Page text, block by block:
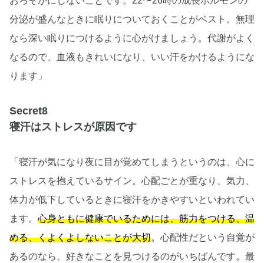
分泌が盛んなときに眠りについておくことがベスト。無理
なら深い眠りにつけるように心がけましょう。代謝がよく
なるので、血液もきれいになり、いい汗をかけるようにな
ります」
Secret8
寝汗はストレスが原因です
「寝汗が気になり夜に目が覚めてしまうというのは、心に
ストレスを抱えているサイン。心配ごとが重なり、気力、
体力が低下しているときに寝汗をかきやすいといわれてい
ます。 心身ともに健康でいるためには、筋力をつける、温
める、くよくよしないことが大切。心配性だという自覚が
あるのなら、好きなことを見つけるのがいちばんです。最